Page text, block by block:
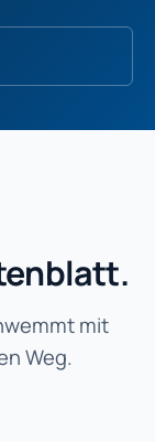
mit
Weg.